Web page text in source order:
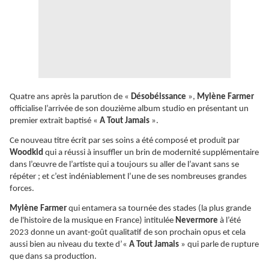
Quatre ans après la parution de « Désobéissance », Mylène Farmer
officialise l’arrivée de son douzième album studio en présentant un
premier extrait baptisé « A Tout Jamais ».
Ce nouveau titre écrit par ses soins a été composé et produit par
Woodkid qui a réussi à insuffler un brin de modernité supplémentaire
dans l’œuvre de l’artiste qui a toujours su aller de l’avant sans se
répéter ; et c’est indéniablement l’une de ses nombreuses grandes
forces.
Mylène Farmer qui entamera sa tournée des stades (la plus grande
de l'histoire de la musique en France) intitulée Nevermore à l’été
2023 donne un avant-goût qualitatif de son prochain opus et cela
aussi bien au niveau du texte d’« A Tout Jamais » qui parle de rupture
que dans sa production.